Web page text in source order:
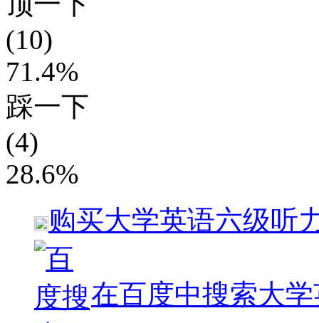
(10)
71.4%
踩一下
(4)
28.6%
购买大学英语六级听
在百度中搜索大